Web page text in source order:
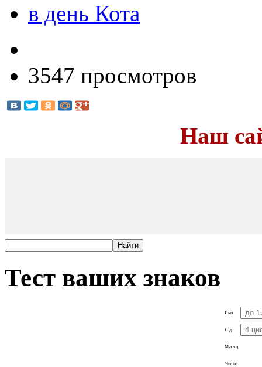
в день Кота
3547 просмотров
Наш
Тест ваших знаков
Имя
Год
Месяц
Число